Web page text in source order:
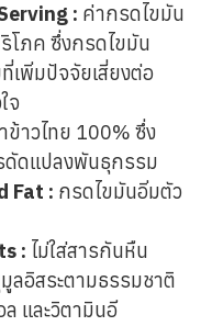
: ค่ากรดไขมัน
โภค ซึ่งกรดไขมัน
เพิ่มปัจจัยเสี่ยงต่อ
จ
าวไทย 100% ซึ่ง
ดแปลงพันธุกรรม
Fat : กรดไขมันอิ่มตัว
: ไม่ใส่สารกันหืน
ลอิสระตามธรรมชาติ
ล และวิตามินอี